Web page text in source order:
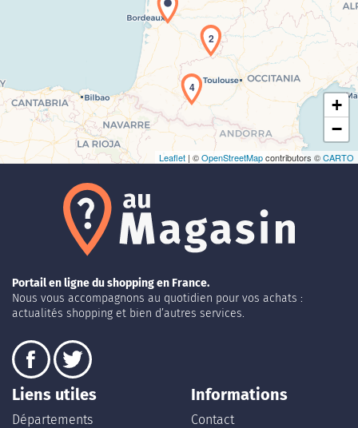
Chargement de la carte en cours...
2
4
+
−
Leaflet | ©OpenStreetMapcontributors ©CARTO
Portail en ligne du shopping en France.
Nous vous accompagnons au quotidien pour vos achats :
actualités shopping et bien d’autres services.
Liens utiles
Départements
Informations
Contact